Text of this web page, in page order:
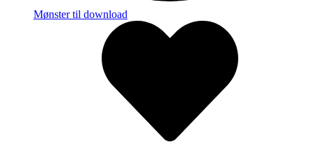
Mønster til download